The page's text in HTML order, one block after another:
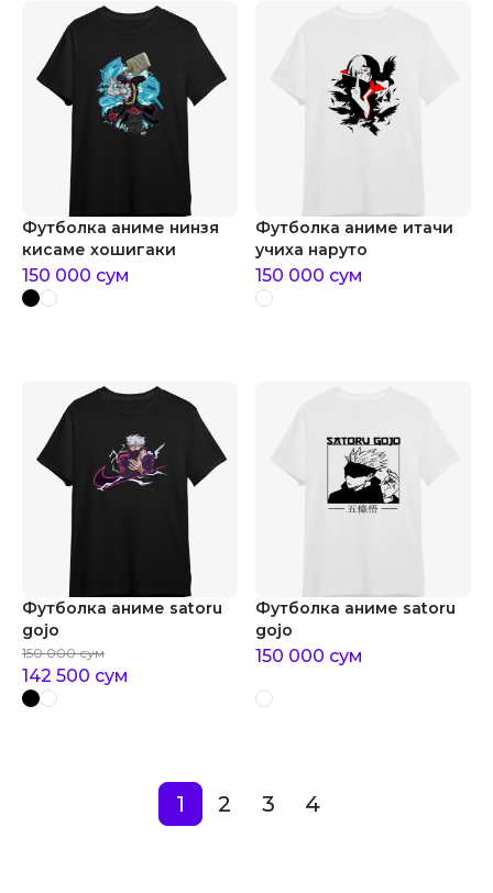
Футболка аниме нинзя
кисаме хошигаки
150 000 сум
Футболка аниме итачи
учиха наруто
150 000 сум
Футболка аниме satoru
gojo
150 000 сум
142 500 сум
Футболка аниме satoru
gojo
150 000 сум
1 2 3 4